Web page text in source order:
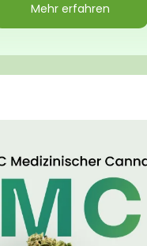
Mehr erfahren